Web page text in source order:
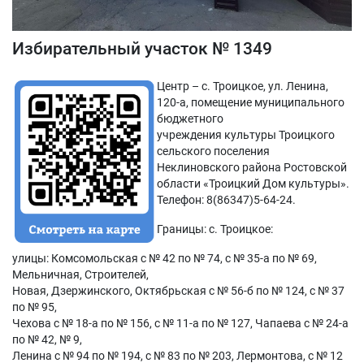
Избирательный участок № 1349
Центр – с. Троицкое, ул. Ленина,
120-а, помещение муниципального
бюджетного
учреждения культуры Троицкого
сельского поселения
Неклиновского района Ростовской
области «Троицкий Дом культуры».
Телефон: 8(86347)5-64-24.
Границы: с. Троицкое:
улицы: Комсомольская с № 42 по № 74, с № 35-а по № 69,
Мельничная, Строителей,
Новая, Дзержинского, Октябрьская с № 56-б по № 124, с № 37
по № 95,
Чехова с № 18-а по № 156, с № 11-а по № 127, Чапаева с № 24-а
по № 42, № 9,
Ленина с № 94 по № 194, с № 83 по № 203, Лермонтова, с № 12